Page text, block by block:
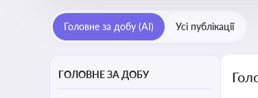
Головне за добу (AI) Усі публікації
ГОЛОВНЕ ЗА ДОБУ